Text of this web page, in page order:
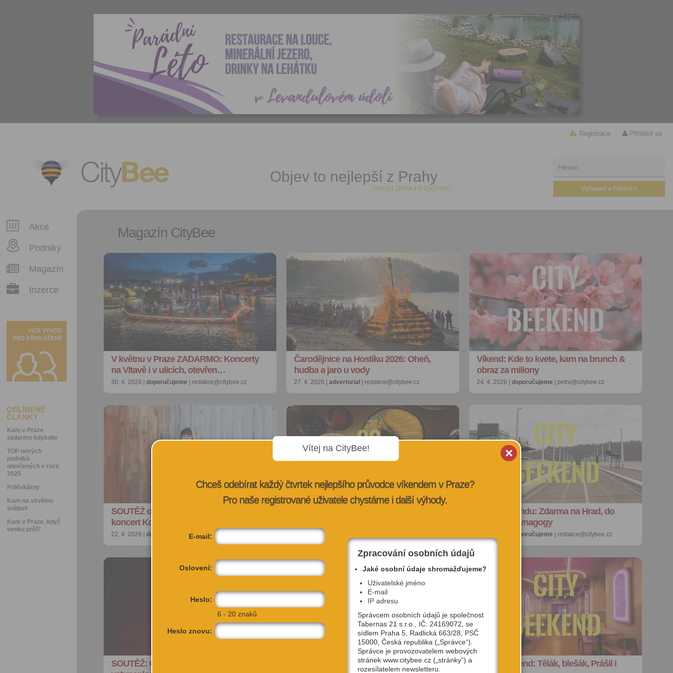
Registrace Přihlásit se
CityBee Objev to nejlepší z Prahy
DNES i ZÍTRA i O VÍKENDU
Akce
Podniky
Magazín
Inzerce
OBLÍBENÉ
ČLÁNKY
Kam v Praze
zadarmo kdykoliv
TOP nových
podniků
otevřených v roce
2025
Polévkárny
Kam na skvělou
snídani
Kam v Praze, když
venku prší?
Magazín CityBee
V květnu v Praze ZADARMO: Koncerty
na Vltavě i v ulicích, otevřen…
30. 4. 2026 | doporučujeme | redakce@citybee.cz
Čarodějnice na Hostíku 2026: Oheň,
hudba a jaro u vody
27. 4. 2026 | advertorial | redakce@citybee.cz
Víkend: Kde to kvete, kam na brunch &
obraz za miliony
24. 4. 2026 | doporučujeme | petra@citybee.cz
SOUTĚŽ o vstupenky na jediný open-air
koncert Kosheen v Praze
22. 4. 2026 | doporučujeme | redakce@citybee.cz 20. 4. 2026 |
Kam o víkendu: Zdarma na Hrad, do
krytu i do synagogy
doporučujeme | redakce@citybee.cz
SOUTĚŽ: Chcete vypelichaného klauna a
Nový Dvorecký most: 6 věcí, které byste
Plán na víkend: Tělák, blešák, Prášil i
Vítej na CityBee!
Chceš odebírat každý čtvrtek nejlepšího průvodce víkendem v Praze?
Pro naše registrované uživatele chystáme i další výhody.
E-mail:
Oslovení:
Heslo:
6 - 20 znaků
Heslo znovu:
Zpracování osobních údajů
Jaké osobní údaje shromažďujeme?
Uživatelské jméno
E-mail
IP adresu
Správcem osobních údajů je společnost
Tabernas 21 s.r.o., IČ: 24169072, se
sídlem Praha 5, Radlická 663/28, PSČ
15000, Česká republika („Správce“).
Správce je provozovatelem webových
stránek www.citybee.cz („stránky“) a
rozesílatelem newsletteru.